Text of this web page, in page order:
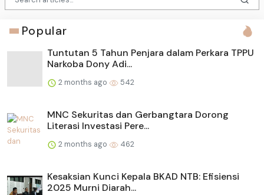
Popular
Tuntutan 5 Tahun Penjara dalam Perkara TPPU
Narkoba Dony Adi...
2 months ago 542
MNC Sekuritas dan Gerbangtara Dorong
Literasi Investasi Pere...
2 months ago 462
Kesaksian Kunci Kepala BKAD NTB: Efisiensi
2025 Murni Diarah...